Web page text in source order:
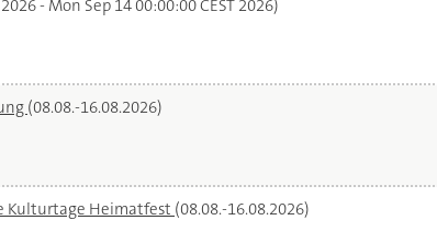
- Mon Sep 14 00:00:00 CEST 2026)
(08.08.-16.08.2026)
Kulturtage Heimatfest (08.08.-16.08.2026)